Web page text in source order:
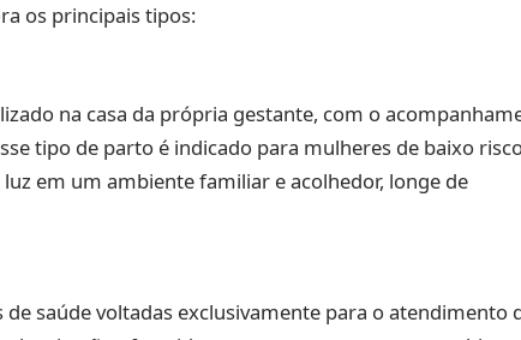
os principais tipos:
na casa da própria gestante, com o
tipo de parto é indicado para mulheres de baixo
em um ambiente familiar e acolhedor, longe de
de saúde voltadas exclusivamente para o atendimento